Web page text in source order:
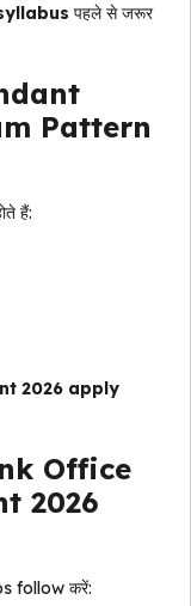
पहले से जरूर
Pattern
हैं:
2026 apply
Office
2026
follow करें: